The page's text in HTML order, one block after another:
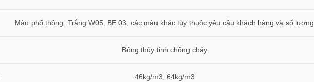
Màu phổ thông: Trắng W05, BE 03, các màu khác tùy thuộc yêu cầu khách hàng và số lượng
Bông thủy tinh chống cháy
46kg/m3, 64kg/m3